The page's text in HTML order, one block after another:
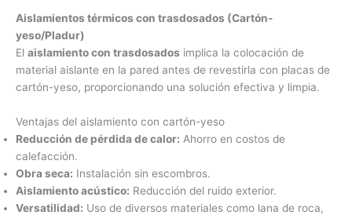
Aislamientos térmicos con trasdosados (Cartón-
yeso/Pladur)
El aislamiento con trasdosados implica la colocación de
material aislante en la pared antes de revestirla con placas de
cartón-yeso, proporcionando una solución efectiva y limpia.
Ventajas del aislamiento con cartón-yeso
Reducción de pérdida de calor: Ahorro en costos de
calefacción.
Obra seca: Instalación sin escombros.
Aislamiento acústico: Reducción del ruido exterior.
Versatilidad: Uso de diversos materiales como lana de roca,